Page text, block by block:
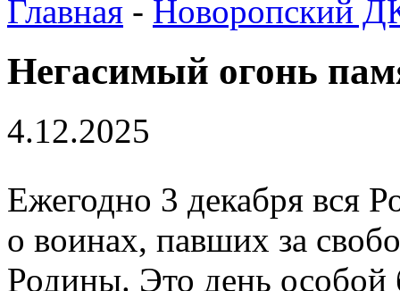
Главная - Новоропский
Негасимый огонь
4.12.2025
Ежегодно 3 декабря вся
о воинах, павших за
Родины. Это день особой